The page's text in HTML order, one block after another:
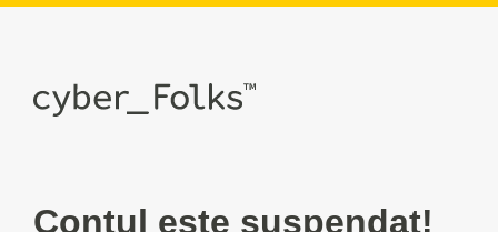
Contul este suspendat!